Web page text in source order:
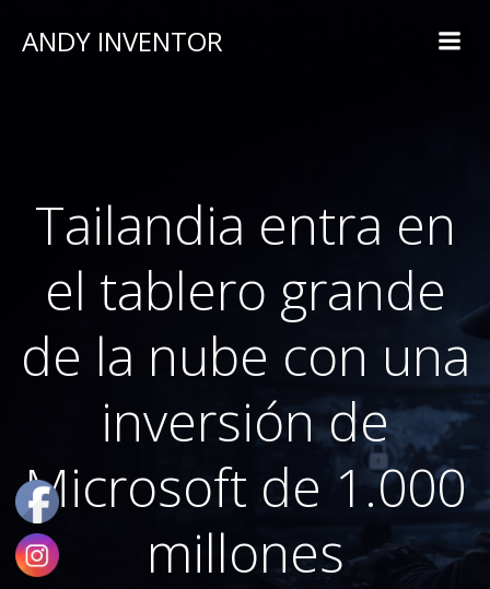
ANDY INVENTOR
Tailandia entra en
el tablero grande
de la nube con una
inversión de
Microsoft de 1.000
millones